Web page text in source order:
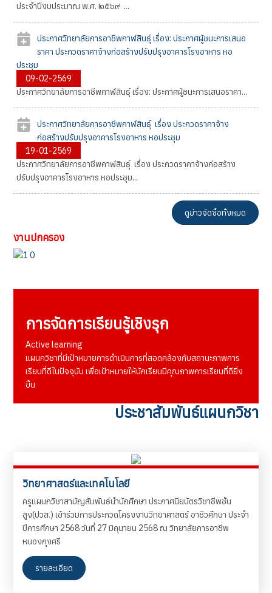
ประจำปีงบประมาณ พ.ศ. ๒๕๖๙ ...
ประกาศวิทยาลัยการอาชีพกาฬสินธุ์ เรื่อง: ประกาศผู้ชนะการเสนอ
ราคา ประกวดราคาจ้างก่อสร้างปรับปรุงอาคารโรงอาหาร หอ
ประชุม
09-02-2569
ประกาศวิทยาลัยการอาชีพกาฬสินธุ์ เรื่อง: ประกาศผู้ชนะการเสนอราคา...
ประกาศวิทยาลัยการอาชีพกาฬสินธุ์ เรื่อง ประกวดราคาจ้าง
ก่อสร้างปรับปรุงอาคารโรงอาหาร หอประชุม
19-01-2569
ประกาศวิทยาลัยการอาชีพกาฬสินธุ์ เรื่อง ประกวดราคาจ้างก่อสร้าง
ปรับปรุงอาคารโรงอาหาร หอประชุม...
ดูข่าวจัดซื้อทั้งหมด
งานปกครอง
แผนก
วิชา
การจัดการเรียนรู้เชิงรุก
Active learning
แผนกวิชาที่มีเป้าหมายการดำเนินการที่สอดคล้องกับสถานะภาพการ
เรียนที่ดีในปัจจุบัน เพื่อเป้าหมายให้นักเรียนมีคุณภาพการเรียนที่ดียิ่ง
ขึ้น
ประชาสัมพันธ์แผนกวิชา
วิทยาศาสตร์และเทคโนโลยี
ครูแผนกวิชาสามัญสัมพันธ์นำนักศึกษา ประกาศนียบัตรวิชาชีพชั้น
สูง(ปวส.) เข้าร่วมการประกวดโครงงานวิทยาศาสตร์ อาชีวศึกษา ประจำ
ปีการศึกษา 2568 วันที่ 27 มิถุนายน 2568 ณ วิทยาลัยการอาชีพ
หนองกุงศรี
รายละเอียด